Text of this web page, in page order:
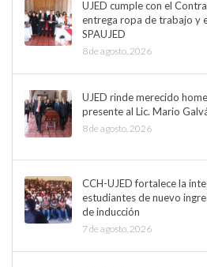
UJED cumple con el
entrega ropa de trabajo y
SPAUJED
8 de agosto, 2026
UJED rinde merecido
presente al Lic. Mario
8 de agosto, 2026
CCH-UJED fortalece la
estudiantes de nuevo
de inducción
7 de agosto, 2026